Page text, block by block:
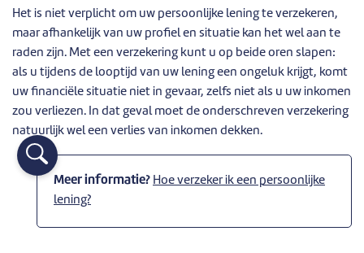
Het is niet verplicht om uw persoonlijke lening te verzekeren,
maar afhankelijk van uw profiel en situatie kan het wel aan te
raden zijn. Met een verzekering kunt u op beide oren slapen:
als u tijdens de looptijd van uw lening een ongeluk krijgt, komt
uw financiële situatie niet in gevaar, zelfs niet als u uw inkomen
zou verliezen. In dat geval moet de onderschreven verzekering
natuurlijk wel een verlies van inkomen dekken.
Meer informatie? Hoe verzeker ik een persoonlijke
lening?